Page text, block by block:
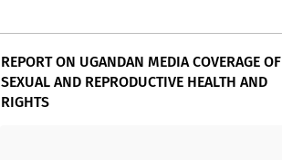
REPORT ON UGANDAN MEDIA COVERAGE OF
SEXUAL AND REPRODUCTIVE HEALTH AND
RIGHTS